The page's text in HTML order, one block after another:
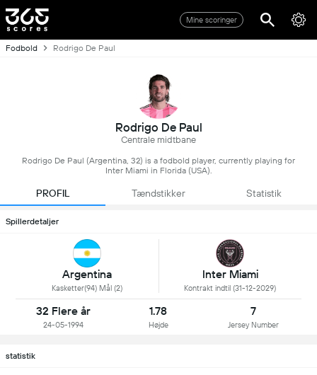
Mine scoringer
Fodbold Rodrigo De Paul
Rodrigo De Paul
Centrale midtbane
Rodrigo De Paul (Argentina, 32) is a fodbold player, currently playing for
Inter Miami in Florida (USA).
PROFIL Tændstikker Statistik
Spillerdetaljer
Argentina
Kasketter(94) Mål (2)
Inter Miami
Kontrakt indtil (31-12-2029)
32 Flere år
24-05-1994
1.78
Højde
7
Jersey Number
statistik